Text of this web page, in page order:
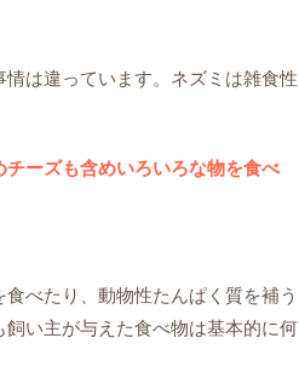
は違っています。ネズミは雑食性
チーズも含めいろいろな物を食べ
べたり、動物性たんぱく質を補う
い主が与えた食べ物は基本的に何